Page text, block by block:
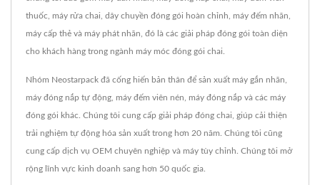
thuốc, máy rửa chai, dây chuyền đóng gói hoàn chỉnh, máy đếm nhãn,
máy cấp thẻ và máy phát nhãn, đó là các giải pháp đóng gói toàn diện
cho khách hàng trong ngành máy móc đóng gói chai.
Nhóm Neostarpack đã cống hiến bản thân để sản xuất máy gắn nhãn,
máy đóng nắp tự động, máy đếm viên nén, máy đóng nắp và các máy
đóng gói khác. Chúng tôi cung cấp giải pháp đóng chai, giúp cải thiện
trải nghiệm tự động hóa sản xuất trong hơn 20 năm. Chúng tôi cũng
cung cấp dịch vụ OEM chuyên nghiệp và máy tùy chỉnh. Chúng tôi mở
rộng lĩnh vực kinh doanh sang hơn 50 quốc gia.